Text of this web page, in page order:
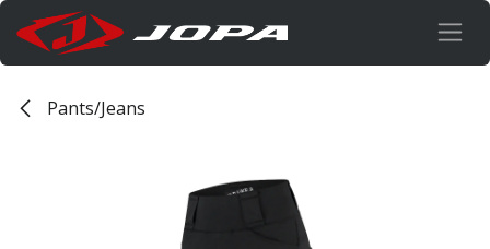
Overslaan naar inhoud
Pants/Jeans